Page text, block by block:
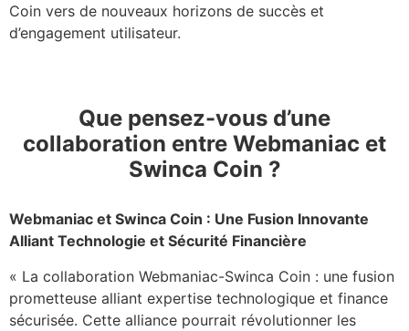
Coin vers de nouveaux horizons de succès et
d’engagement utilisateur.
Que pensez-vous d’une
collaboration entre Webmaniac et
Swinca Coin ?
Webmaniac et Swinca Coin : Une Fusion Innovante
Alliant Technologie et Sécurité Financière
« La collaboration Webmaniac-Swinca Coin : une fusion
prometteuse alliant expertise technologique et finance
sécurisée. Cette alliance pourrait révolutionner les